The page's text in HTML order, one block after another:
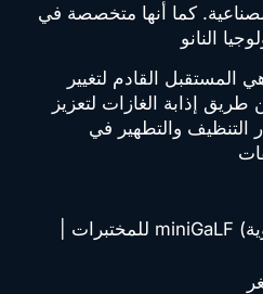
كما أنها متخصصة في
النانو
المستقبل القادم لتغيير
إذابة الغازات لتعزيز
التنظيف والتطهير في
مولد نانو بابل (فقاعات نانوية) miniGaLF للمختبرات |